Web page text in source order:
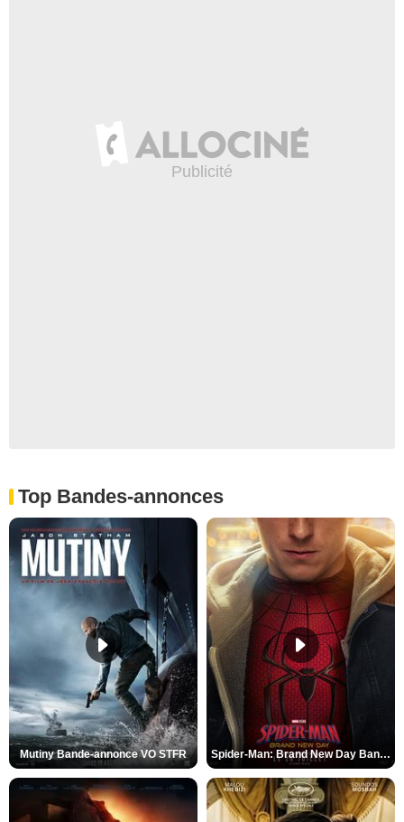
Top Bandes-annonces
Mutiny Bande-annonce VO STFR Spider-Man: Brand New Day Bande-annonce VO STFR